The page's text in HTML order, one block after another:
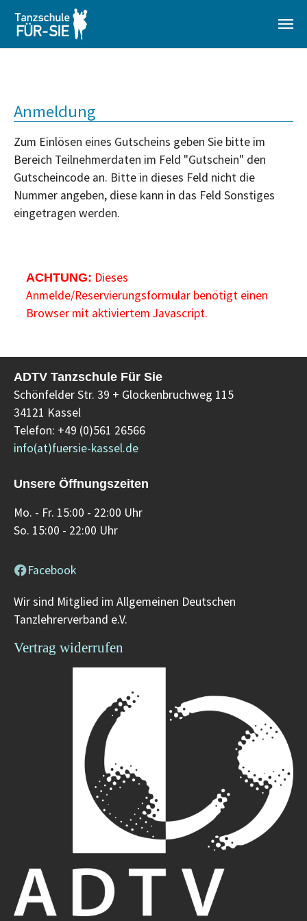
Anmeldung
Zum Einlösen eines Gutscheins geben Sie bitte im
Bereich Teilnehmerdaten im Feld "Gutschein" den
Gutscheincode an. Bitte in dieses Feld nicht die
Nummer angeben, diese kann in das Feld Sonstiges
eingetragen werden.
ACHTUNG: Dieses
Anmelde/Reservierungsformular benötigt einen
Browser mit aktiviertem Javascript.
ADTV Tanzschule Für Sie
Schönfelder Str. 39 + Glockenbruchweg 115
34121 Kassel
Telefon: +49 (0)561 26566
info(at)fuersie-kassel.de
Unsere Öffnungszeiten
Mo. - Fr. 15:00 - 22:00 Uhr
So. 15:00 - 22:00 Uhr
Facebook
Wir sind Mitglied im Allgemeinen Deutschen
Tanzlehrerverband e.V.
Vertrag widerrufen